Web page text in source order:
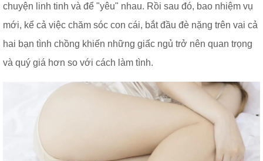
chuyện linh tinh và để "yêu" nhau. Rồi sau đó, bao nhiệm vụ
mới, kể cả việc chăm sóc con cái, bắt đầu đè nặng trên vai cả
hai bạn tình chồng khiến những giấc ngủ trở nên quan trọng
và quý giá hơn so với cách làm tình.